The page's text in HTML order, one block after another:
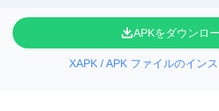
APKをダウンロ
XAPK / APK ファイルのイン